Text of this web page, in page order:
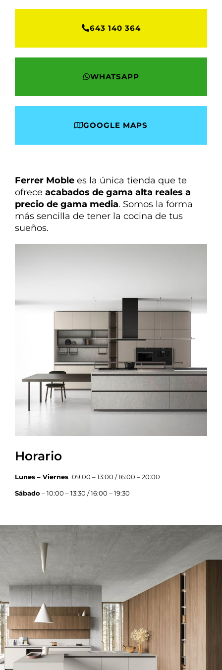
643 140 364
WHATSAPP
GOOGLE MAPS
Ferrer Moble es la única tienda que te
ofrece acabados de gama alta reales a
precio de gama media. Somos la forma
más sencilla de tener la cocina de tus
sueños.
Horario
Lunes – Viernes 09:00 – 13:00 / 16:00 – 20:00
Sábado – 10:00 – 13:30 / 16:00 – 19:30